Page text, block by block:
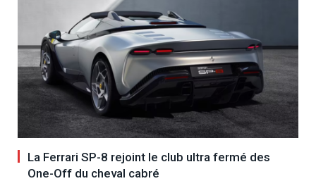
La Ferrari SP-8 rejoint le club ultra fermé des
One-Off du cheval cabré